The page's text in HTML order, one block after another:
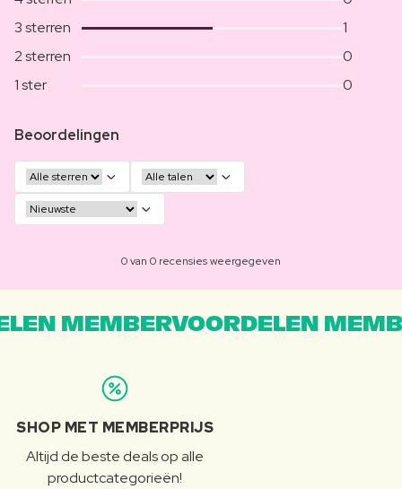
3 sterren
1
2 sterren
0
1 ster
0
Beoordelingen
0 van 0 recensies weergegeven
MEMBERVOORDELEN
SHOP MET MEMBERPRIJS
Altijd de beste deals op alle
productcategorieën!